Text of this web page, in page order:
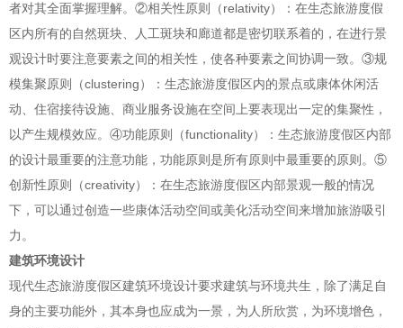
者对其全面掌握理解。②相关性原则（relativity）：在生态旅游度假
区内所有的自然斑块、人工斑块和廊道都是密切联系着的，在进行景
观设计时要注意要素之间的相关性，使各种要素之间协调一致。③规
模集聚原则（clustering）：生态旅游度假区内的景点或康体休闲活
动、住宿接待设施、商业服务设施在空间上要表现出一定的集聚性，
以产生规模效应。④功能原则（functionality）：生态旅游度假区内部
的设计最重要的注意功能，功能原则是所有原则中最重要的原则。⑤
创新性原则（creativity）：在生态旅游度假区内部景观一般的情况
下，可以通过创造一些康体活动空间或美化活动空间来增加旅游吸引
力。
建筑环境设计
现代生态旅游度假区建筑环境设计要求建筑与环境共生，除了满足自
身的主要功能外，其本身也应成为一景，为人所欣赏，为环境增色，